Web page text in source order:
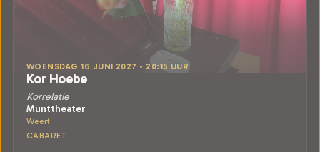
WOENSDAG 16 JUNI 2027 • 20:15 UUR
Kor Hoebe
Korrelatie
Munttheater
Weert
CABARET